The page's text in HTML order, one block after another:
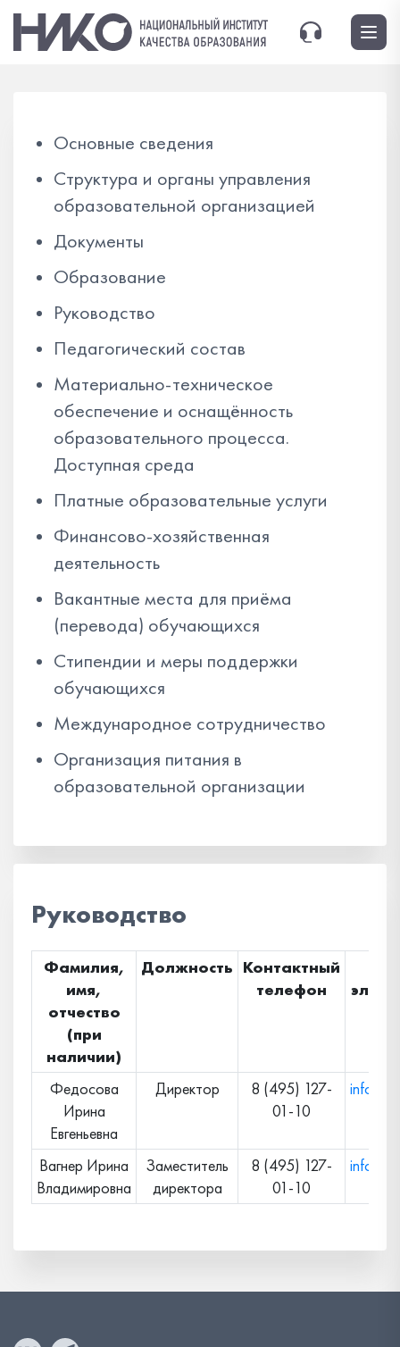
Основные сведения
Структура и органы управления
образовательной организацией
Документы
Образование
Руководство
Педагогический состав
Материально-техническое
обеспечение и оснащённость
образовательного процесса.
Доступная среда
Платные образовательные услуги
Финансово-хозяйственная
деятельность
Вакантные места для приёма
(перевода) обучающихся
Стипендии и меры поддержки
обучающихся
Международное сотрудничество
Организация питания в
образовательной организации
Руководство
Фамилия,
имя,
отчество
(при
наличии)
Должность Контактный
телефон
Федосова
Ирина
Евгеньевна
Директор
8 (495) 127-
01-10
Вагнер Ирина
Владимировна
Заместитель
директора
8 (495) 127-
01-10